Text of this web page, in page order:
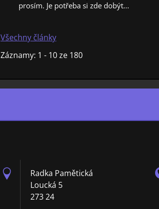
prosím. Je potřeba si zde dobýt...
Všechny články
Záznamy: 1 - 10 ze 180
Radka Pamětická
Loucká 5
273 24